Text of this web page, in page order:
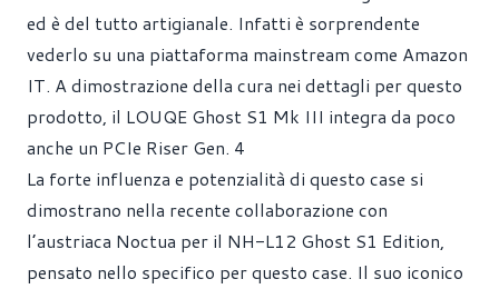
ed è del tutto artigianale. Infatti è sorprendente
vederlo su una piattaforma mainstream come Amazon
IT. A dimostrazione della cura nei dettagli per questo
prodotto, il LOUQE Ghost S1 Mk III integra da poco
anche un PCIe Riser Gen. 4
La forte influenza e potenzialità di questo case si
dimostrano nella recente collaborazione con
l’austriaca Noctua per il NH-L12 Ghost S1 Edition,
pensato nello specifico per questo case. Il suo iconico